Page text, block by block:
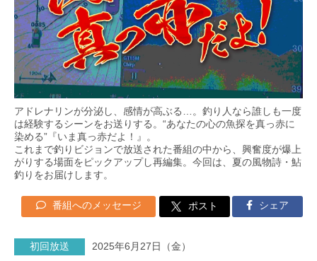
アドレナリンが分泌し、感情が高ぶる…。釣り人なら誰しも一度
は経験するシーンをお送りする。“あなたの心の魚探を真っ赤に
染める”『いま真っ赤だよ！』。
これまで釣りビジョンで放送された番組の中から、興奮度が爆上
がりする場面をピックアップし再編集。今回は、夏の風物詩・鮎
釣りをお届けします。
番組へのメッセージ ポスト シェア
初回放送 2025年6月27日（金）